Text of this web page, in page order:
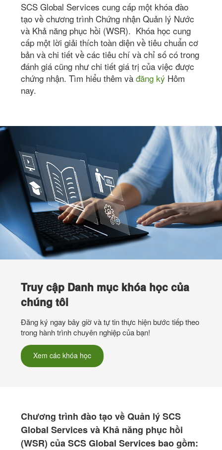
SCS Global Services cung cấp một khóa đào
tạo về chương trình Chứng nhận Quản lý Nước
và Khả năng phục hồi (WSR). Khóa học cung
cấp một lời giải thích toàn diện về tiêu chuẩn cơ
bản và chi tiết về các tiêu chí và chỉ số có trong
đánh giá cũng như chi tiết giá trị của việc được
chứng nhận. Tìm hiểu thêm và đăng ký Hôm
nay.
Truy cập Danh mục khóa học của
chúng tôi
Đăng ký ngay bây giờ và tự tin thực hiện bước tiếp theo
trong hành trình chuyên nghiệp của bạn!
Xem các khóa học
Chương trình đào tạo về Quản lý SCS
Global Services và Khả năng phục hồi
(WSR) của SCS Global Services bao gồm: